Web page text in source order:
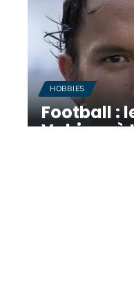
HOBBIES
Football :
Vahirua à